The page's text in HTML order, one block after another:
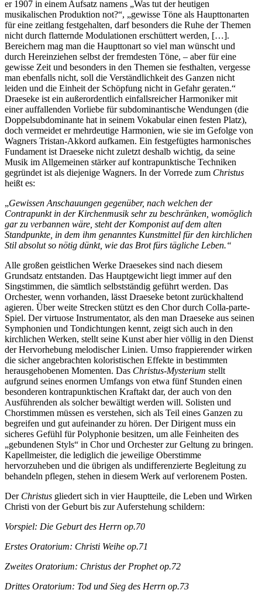
er 1907 in einem Aufsatz namens „Was tut der heutigen
musikalischen Produktion not?“, „gewisse Töne als Haupttonarten
für eine zeitlang festgehalten, darf besonders die Ruhe der Themen
nicht durch flatternde Modulationen erschüttert werden, […].
Bereichern mag man die Haupttonart so viel man wünscht und
durch Hereinziehen selbst der fremdesten Töne, – aber für eine
gewisse Zeit und besonders in den Themen sie festhalten, vergesse
man ebenfalls nicht, soll die Verständlichkeit des Ganzen nicht
leiden und die Einheit der Schöpfung nicht in Gefahr geraten.“
Draeseke ist ein außerordentlich einfallsreicher Harmoniker mit
einer auffallenden Vorliebe für subdominantische Wendungen (die
Doppelsubdominante hat in seinem Vokabular einen festen Platz),
doch vermeidet er mehrdeutige Harmonien, wie sie im Gefolge von
Wagners Tristan-Akkord aufkamen. Ein festgefügtes harmonisches
Fundament ist Draeseke nicht zuletzt deshalb wichtig, da seine
Musik im Allgemeinen stärker auf kontrapunktische Techniken
gegründet ist als diejenige Wagners. In der Vorrede zum Christus
heißt es:
„Gewissen Anschauungen gegenüber, nach welchen der
Contrapunkt in der Kirchenmusik sehr zu beschränken, womöglich
gar zu verbannen wäre, steht der Komponist auf dem alten
Standpunkte, in dem ihm genanntes Kunstmittel für den kirchlichen
Stil absolut so nötig dünkt, wie das Brot fürs tägliche Leben.“
Alle großen geistlichen Werke Draesekes sind nach diesem
Grundsatz entstanden. Das Hauptgewicht liegt immer auf den
Singstimmen, die sämtlich selbstständig geführt werden. Das
Orchester, wenn vorhanden, lässt Draeseke betont zurückhaltend
agieren. Über weite Strecken stützt es den Chor durch Colla-parte-
Spiel. Der virtuose Instrumentator, als den man Draeseke aus seinen
Symphonien und Tondichtungen kennt, zeigt sich auch in den
kirchlichen Werken, stellt seine Kunst aber hier völlig in den Dienst
der Hervorhebung melodischer Linien. Umso frappierender wirken
die sicher angebrachten koloristischen Effekte in bestimmten
herausgehobenen Momenten. Das Christus-Mysterium stellt
aufgrund seines enormen Umfangs von etwa fünf Stunden einen
besonderen kontrapunktischen Kraftakt dar, der auch von den
Ausführenden als solcher bewältigt werden will. Solisten und
Chorstimmen müssen es verstehen, sich als Teil eines Ganzen zu
begreifen und gut aufeinander zu hören. Der Dirigent muss ein
sicheres Gefühl für Polyphonie besitzen, um alle Feinheiten des
„gebundenen Styls“ in Chor und Orchester zur Geltung zu bringen.
Kapellmeister, die lediglich die jeweilige Oberstimme
hervorzuheben und die übrigen als undifferenzierte Begleitung zu
behandeln pflegen, stehen in diesem Werk auf verlorenem Posten.
Der Christus gliedert sich in vier Hauptteile, die Leben und Wirken
Christi von der Geburt bis zur Auferstehung schildern:
Vorspiel: Die Geburt des Herrn op.70
Erstes Oratorium: Christi Weihe op.71
Zweites Oratorium: Christus der Prophet op.72
Drittes Oratorium: Tod und Sieg des Herrn op.73